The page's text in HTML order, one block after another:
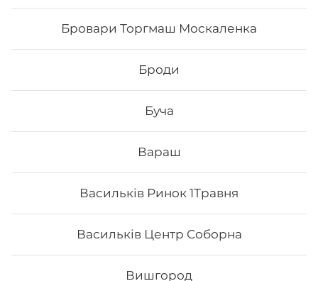
Бровари Торгмаш Москаленка
Броди
Буча
Вараш
Васильків Ринок 1Травня
Васильків Центр Соборна
Вишгород
- Норі - рис - манго - огірок -авокадо -маринований